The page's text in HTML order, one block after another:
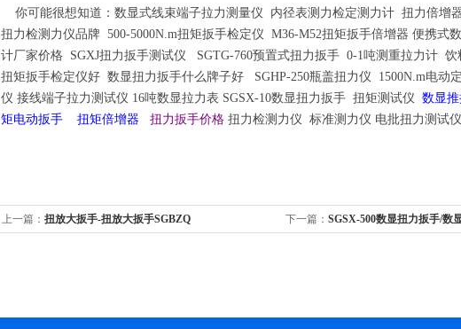
你可能很想知道 ： 数显式线束端子拉力测量仪 内径表测力检定测力计 扭力倍增
扭力检测力仪品牌 500-5000N.m扭矩扳手检定仪 M36-M52扭矩扳手倍增器 便携式
计厂家价格 SGXJ扭力扳手测试仪 SGTG-760预置式扭力扳手 0-1吨测重拉力计 饮
扭矩扳手检定仪好 数显扭力扳手什么牌子好 SGHP-250瓶盖扭力仪 1500N.m电动
仪 接线端子拉力测试仪 16吨数显拉力表 SGSX-10数显扭力扳手 扭矩测试仪 数显
矩电动扳手 扭矩倍增器 扭力扳手价格 扭力检测力仪 标准测力仪 电批扭力测
上一篇： 扭放大扳手-扭放大扳手SGBZQ 下一篇： SGSX-500数显扭力扳手/数